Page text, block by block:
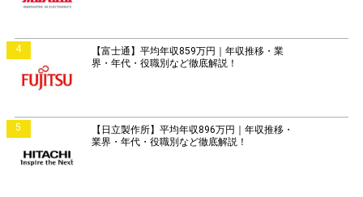
4
【富士通】平均年収859万円｜年収推移・業
界・年代・役職別など徹底解説！
5
【日立製作所】平均年収896万円｜年収推移・
業界・年代・役職別など徹底解説！